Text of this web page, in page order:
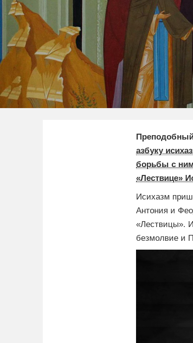
азбуку
борьбы с
«Лествице»
Исихазм
Антония и
«Лествицы».
безмолвие и